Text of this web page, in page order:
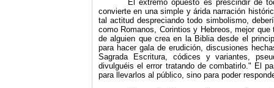
El extremo opuesto es prescindir de
convierte en una simple y árida narración
tal actitud despreciando todo simbolismo,
como Romanos, Corintios y Hebreos,
mejor que
de alguien que crea en la Biblia desde el
para hacer gala de erudición, discusiones
Sagrada Escritura, códices y variantes,
divulguéis el error tratando de combatirlo." El
para llevarlos al público, sino para poder